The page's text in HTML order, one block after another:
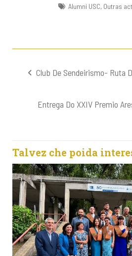
Alumni USC, Outras
Navegación
Club De Sendeirismo- Ruta
Entrega Do XXIV Premio
Talvez che poida